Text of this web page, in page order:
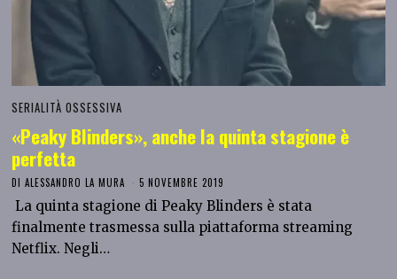
SERIALITÀ OSSESSIVA
«Peaky Blinders», anche la quinta stagione è
perfetta
DIALESSANDRO LA MURA 5 NOVEMBRE 2019
La quinta stagione di Peaky Blinders è stata
finalmente trasmessa sulla piattaforma streaming
Netflix. Negli…